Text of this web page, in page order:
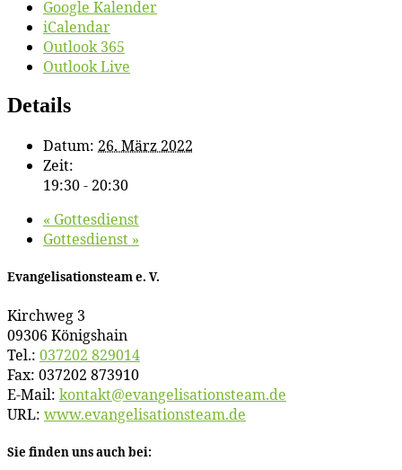
Google Kalender
iCalendar
Outlook 365
Outlook Live
Details
Datum: 26. März 2022
Zeit:
19:30 - 20:30
« Got­tes­dienst
Got­tes­dienst »
Evan­ge­li­sa­ti­ons­team e. V.
Kirch­weg 3
09306 Königshain
Tel.: 037202 829014
Fax: 037202 873910
E‑Mail: kontakt@​evangelisationsteam.​de
URL: www​.evan​ge​li​sa​ti​ons​team​.de
Sie fin­den uns auch bei: